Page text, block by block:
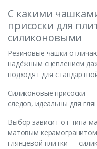
С какими
присоски для
силиконовыми
Резиновые чашки
надёжным сцеплением
подходят для
Силиконовые присоски
следов, идеальны для
Выбор зависит от типа
матовым
глянцевой плитки —